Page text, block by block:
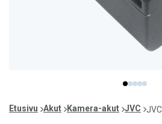
item
0
item
1
item
2
item
3
item
4
of
Etusivu Akut Kamera-akut JVC